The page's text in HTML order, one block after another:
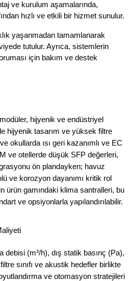
ve kurulum aşamalarında,
yaşanmadan tamamlanarak
tutulur. Ayrıca, sistemlerin
için bakım ve destek
hijyenik ve endüstriyel
hijyenik tasarım ve yüksek filtre
okullarda ısı geri kazanımlı ve EC
ve otellerde düşük SFP değerleri,
ön plandayken; havuz
ve korozyon dayanımı kritik rol
ürün gamındaki klima santralleri, bu
ve opsiyonlarla yapılandırılabilir.
debisi (m³/h), dış statik basınç (Pa),
sınıfı ve akustik hedefler birlikte
ve otomasyon stratejileri